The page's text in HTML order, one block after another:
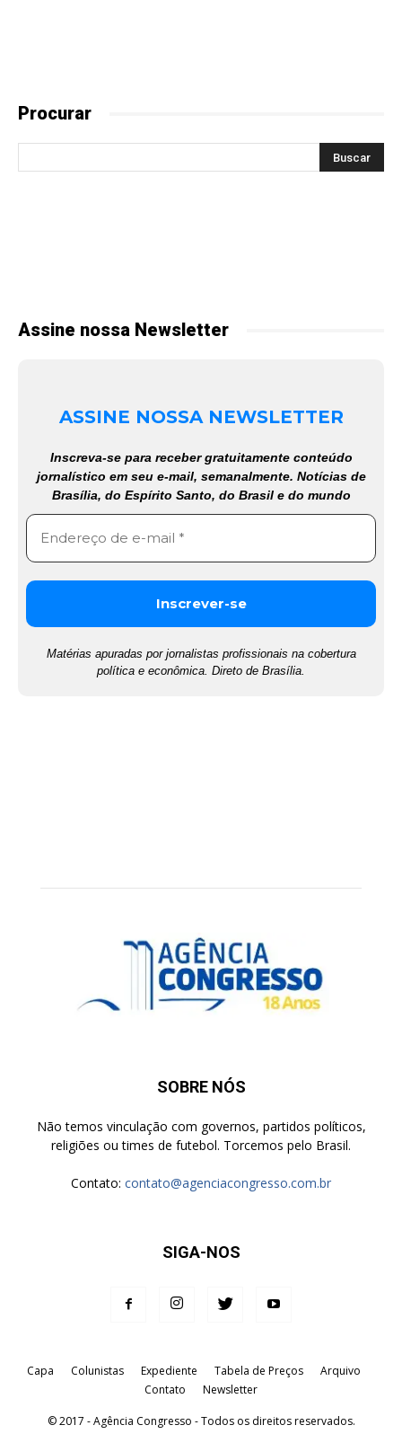
Procurar
Assine nossa Newsletter
ASSINE NOSSA NEWSLETTER
Inscreva-se para receber gratuitamente conteúdo
jornalístico em seu e-mail, semanalmente. Notícias de
Brasília, do Espírito Santo, do Brasil e do mundo
Matérias apuradas por jornalistas profissionais na cobertura
política e econômica. Direto de Brasília.
SOBRE NÓS
Não temos vinculação com governos, partidos políticos,
religiões ou times de futebol. Torcemos pelo Brasil.
Contato: contato@agenciacongresso.com.br
SIGA-NOS
Capa Colunistas Expediente Tabela de Preços
Arquivo
Contato
Newsletter
© 2017 - Agência Congresso - Todos os direitos reservados.